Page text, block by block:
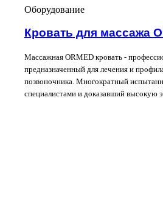
Оборудование
Кровать для массажа
Массажная ORMED кровать -
предназначенный для лечения и
позвоночника. Многократный
специалистами и доказавший высокую